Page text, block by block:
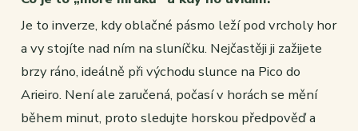
Je to inverze, kdy oblačné pásmo leží pod vrcholy hor
a vy stojíte nad ním na sluníčku. Nejčastěji ji zažijete
brzy ráno, ideálně při východu slunce na Pico do
Arieiro. Není ale zaručená, počasí v horách se mění
během minut, proto sledujte horskou předpověď a